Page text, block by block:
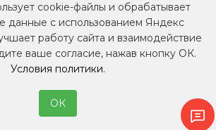
СЕТЯХ
итальянской обуви и аксессуаров — Rosso&Nero.
cookie-файлы и обрабатывает
данные с использованием Яндекс
работу сайта и взаимодействие
ваше согласие, нажав кнопку ОК.
Условия политики.
ОК